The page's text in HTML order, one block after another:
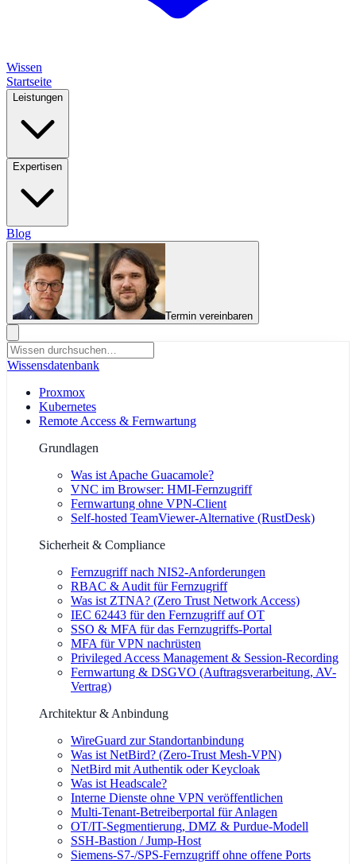
Wissen
Startseite
Leistungen
Expertisen
Blog
Termin vereinbaren
Wissensdatenbank
Proxmox
Kubernetes
Remote Access & Fernwartung
Grundlagen
Was ist Apache Guacamole?
VNC im Browser: HMI-Fernzugriff
Fernwartung ohne VPN-Client
Self-hosted TeamViewer-Alternative (RustDesk)
Sicherheit & Compliance
Fernzugriff nach NIS2-Anforderungen
RBAC & Audit für Fernzugriff
Was ist ZTNA? (Zero Trust Network Access)
IEC 62443 für den Fernzugriff auf OT
SSO & MFA für das Fernzugriffs-Portal
MFA für VPN nachrüsten
Privileged Access Management & Session-Recording
Fernwartung & DSGVO (Auftragsverarbeitung, AV-
Vertrag)
Architektur & Anbindung
WireGuard zur Standortanbindung
Was ist NetBird? (Zero-Trust Mesh-VPN)
NetBird mit Authentik oder Keycloak
Was ist Headscale?
Interne Dienste ohne VPN veröffentlichen
Multi-Tenant-Betreiberportal für Anlagen
OT/IT-Segmentierung, DMZ & Purdue-Modell
SSH-Bastion / Jump-Host
Siemens-S7-/SPS-Fernzugriff ohne offene Ports